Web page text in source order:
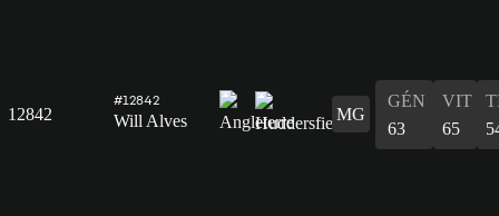
12842
#12842
Will Alves MG
GÉN
63
VIT
65